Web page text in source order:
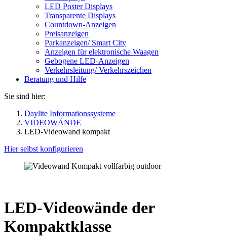
LED Poster Displays
Transparente Displays
Countdown-Anzeigen
Preisanzeigen
Parkanzeigen/ Smart City
Anzeigen für elektronische Waagen
Gebogene LED-Anzeigen
Verkehrsleitung/ Verkehrszeichen
Beratung und Hilfe
Sie sind hier:
Daylite Informationssysteme
VIDEOWÄNDE
LED-Videowand kompakt
Hier selbst konfigurieren
LED-Videowände der
Kompaktklasse